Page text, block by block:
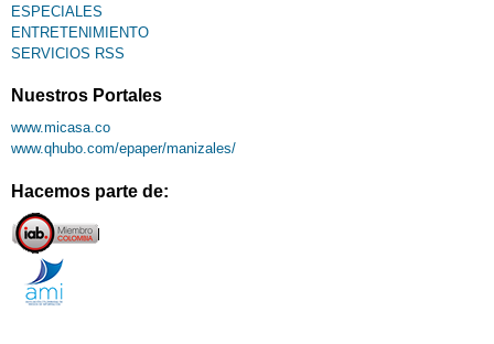
ESPECIALES
ENTRETENIMIENTO
SERVICIOS RSS
Nuestros Portales
www.micasa.co
www.qhubo.com/epaper/manizales/
Hacemos parte de: